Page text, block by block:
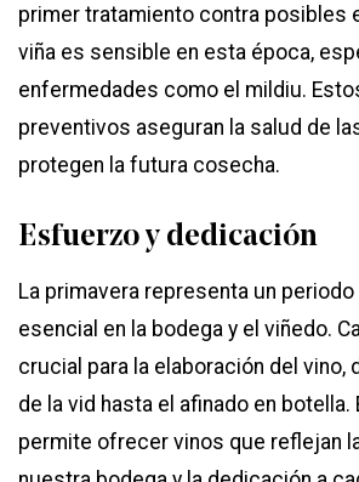
primer tratamiento contra posibles
viña es sensible en esta época,
enfermedades como el mildiu.
preventivos aseguran la salud de
protegen la futura cosecha.
Esfuerzo y dedicación
La primavera representa un
esencial en la bodega y el viñedo.
crucial para la elaboración del vino,
de la vid hasta el afinado en
permite ofrecer vinos que reflejan